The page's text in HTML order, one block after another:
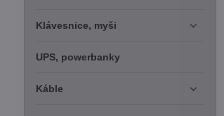
Klávesnice, myši
UPS, powerbanky
Káble